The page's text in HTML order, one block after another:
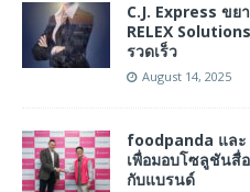
C.J. Express ขย
RELEX
รวดเร็ว
August 14, 2025
foodpanda แล
เพื่อมอบโซลูชันสื่
กับแบรนด์